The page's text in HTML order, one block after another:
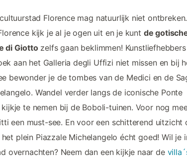
Florence mag natuurlijk niet
kijk je al je ogen uit en je kunt de
di Giottozelfs gaan beklimmen! Kunstliefhebbers
aan het Galleria degli Uffizi niet missen en bij
bewonder je de tombes van de Medici en de
Wandel verder langs de iconische Ponte
te nemen bij de Boboli-tuinen. Voor nog
een must-see. En voor een schitterend uitzicht
plein Piazzale Michelangelo écht goed! Wil je
overnachten? Neem dan een kijkje naar de